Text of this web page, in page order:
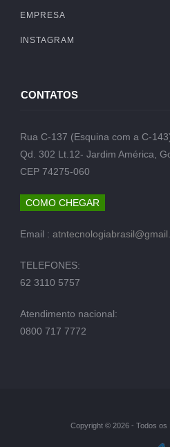
EMPRESA
INSTAGRAM
CONTATOS
Rua C-137 (Esquina com a C-
Qd. 302 Lt.12- Jardim América,
CEP 74275-060
COMO CHEGAR
Email :
TELEFONES:
62 3110 5757
Atendimento nacional:
0800 717 7772
Copyright © 2026 - Todos os